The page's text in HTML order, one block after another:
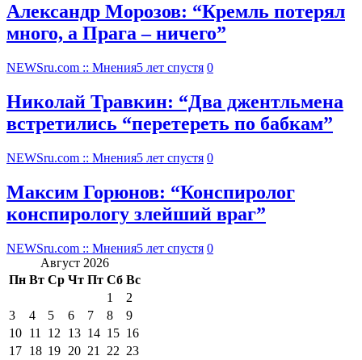
Александр Морозов: “Кремль потерял
много, а Прага – ничего”
NEWSru.com :: Мнения5 лет спустя 0
Николай Травкин: “Два джентльмена
встретились “перетереть по бабкам”
NEWSru.com :: Мнения5 лет спустя 0
Максим Горюнов: “Конспиролог
конспирологу злейший враг”
NEWSru.com :: Мнения5 лет спустя 0
Август 2026
Пн Вт Ср Чт Пт Сб Вс
1
2
3
4 5 6 7 8
9
10 11 12 13 14 15 16
17 18 19 20 21 22 23